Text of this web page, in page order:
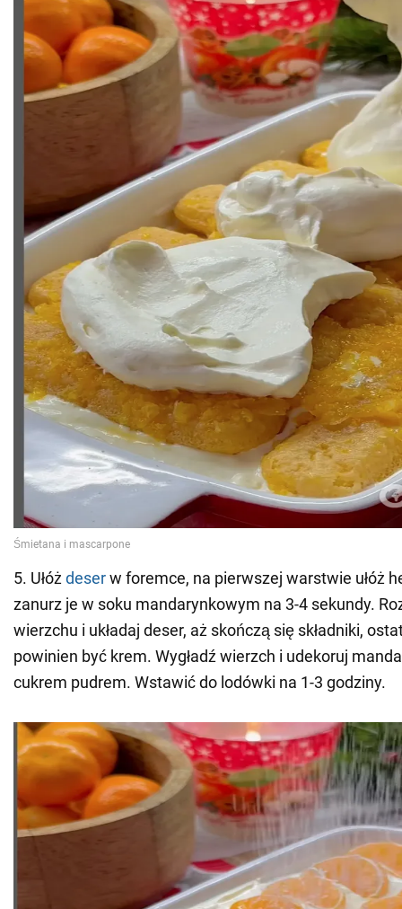
5. Ułóż deserw foremce, na pierwszej warstwie ułóż
zanurz je w soku mandarynkowym na 3-4 sekundy.
wierzchu i układaj deser, aż skończą się składniki,
powinien być krem. Wygładź wierzch i udekoruj
cukrem pudrem. Wstawić do lodówki na 1-3 godziny.